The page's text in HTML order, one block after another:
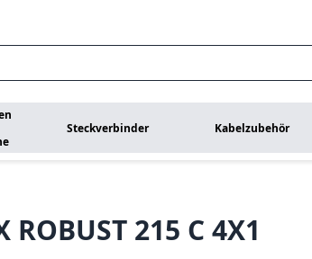
Steckverbinder Kabelzubehör
ROBUST 215 C 4X1